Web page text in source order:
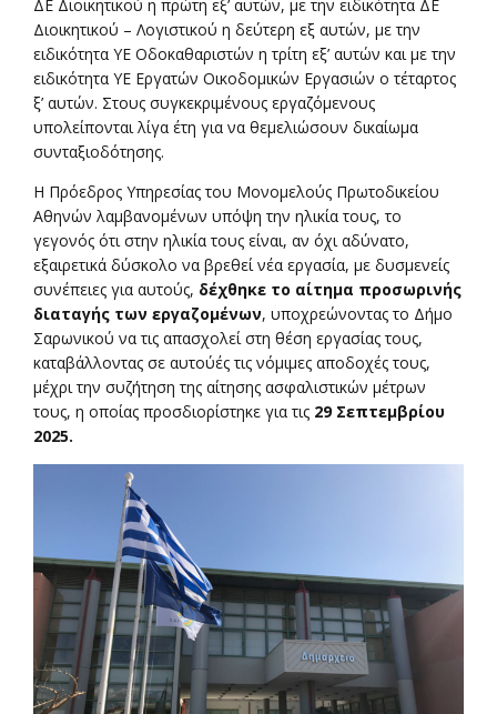
ΔΕ Διοικητικού η πρώτη εξ’ αυτών, με την ειδικότητα ΔΕ
Διοικητικού – Λογιστικού η δεύτερη εξ αυτών, με την
ειδικότητα ΥΕ Οδοκαθαριστών η τρίτη εξ’ αυτών και με την
ειδικότητα ΥΕ Εργατών Οικοδομικών Εργασιών ο τέταρτος
ξ’ αυτών. Στους συγκεκριμένους εργαζόμενους
υπολείπονται λίγα έτη για να θεμελιώσουν δικαίωμα
συνταξιοδότησης.
Η Πρόεδρος Υπηρεσίας του Μονομελούς Πρωτοδικείου
Αθηνών λαμβανομένων υπόψη την ηλικία τους, το
γεγονός ότι στην ηλικία τους είναι, αν όχι αδύνατο,
εξαιρετικά δύσκολο να βρεθεί νέα εργασία, με δυσμενείς
συνέπειες για αυτούς, δέχθηκε το αίτημα προσωρινής
διαταγής των εργαζομένων, υποχρεώνοντας το Δήμο
Σαρωνικού να τις απασχολεί στη θέση εργασίας τους,
καταβάλλοντας σε αυτούές τις νόμιμες αποδοχές τους,
μέχρι την συζήτηση της αίτησης ασφαλιστικών μέτρων
τους, η οποίας προσδιορίστηκε για τις 29 Σεπτεμβρίου
2025.